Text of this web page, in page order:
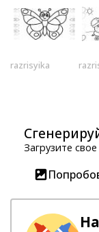
razrisyika
Загрузите